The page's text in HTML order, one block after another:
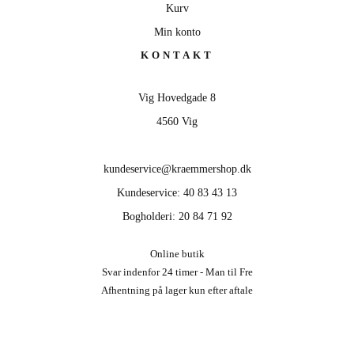
Kurv
Min konto
KONTAKT
Vig Hovedgade 8
4560 Vig
kundeservice@kraemmershop.dk
Kundeservice: 40 83 43 13
Bogholderi: 20 84 71 92
Online butik
Svar indenfor 24 timer - Man til Fre
Afhentning på lager kun efter aftale